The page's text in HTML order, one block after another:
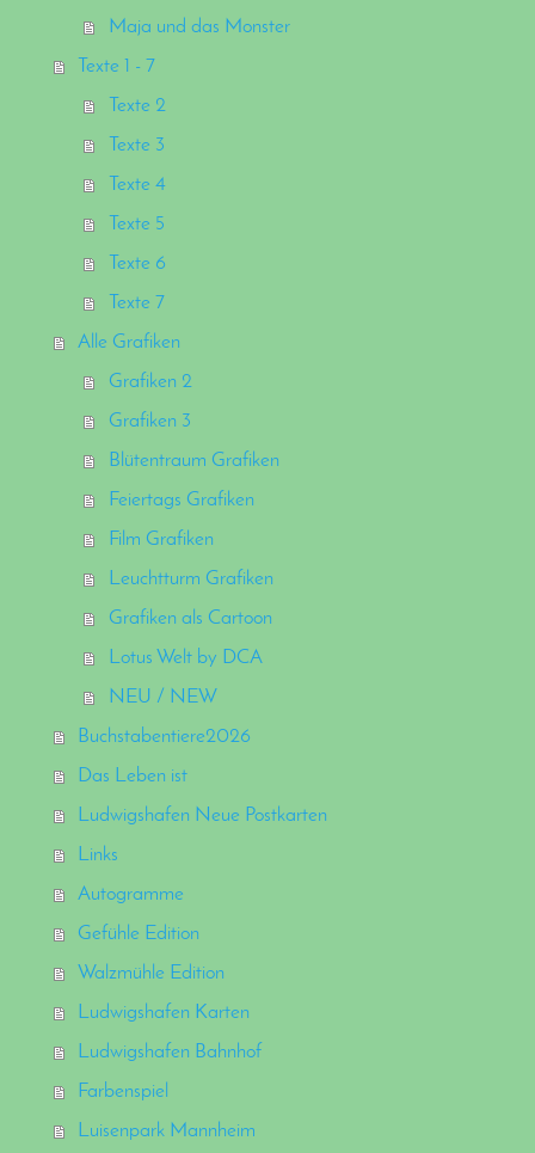
Maja und das Monster
Texte 1 - 7
Texte 2
Texte 3
Texte 4
Texte 5
Texte 6
Texte 7
Alle Grafiken
Grafiken 2
Grafiken 3
Blütentraum Grafiken
Feiertags Grafiken
Film Grafiken
Leuchtturm Grafiken
Grafiken als Cartoon
Lotus Welt by DCA
NEU / NEW
Buchstabentiere2026
Das Leben ist
Ludwigshafen Neue Postkarten
Links
Autogramme
Gefühle Edition
Walzmühle Edition
Ludwigshafen Karten
Ludwigshafen Bahnhof
Farbenspiel
Luisenpark Mannheim